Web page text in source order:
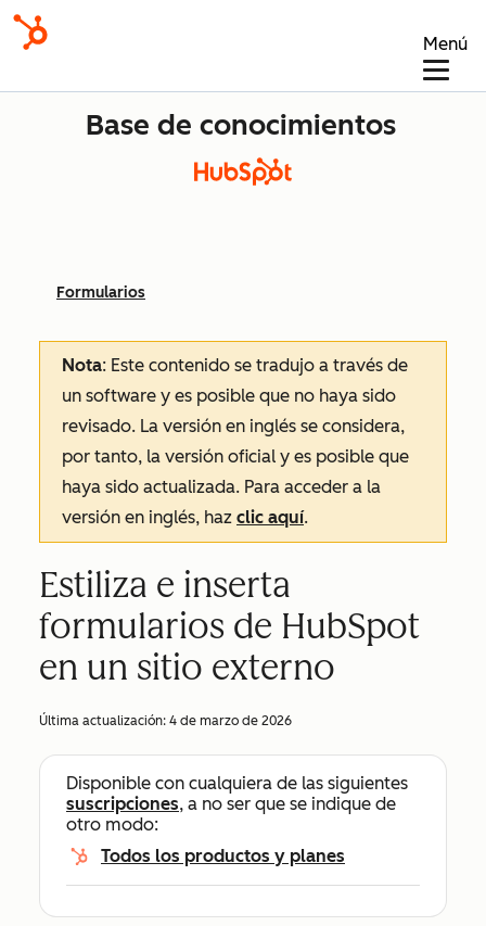
Menú
Base de conocimientos
Formularios
Nota: Este contenido se tradujo a través de
un software y es posible que no haya sido
revisado. La versión en inglés se considera,
por tanto, la versión oficial y es posible que
haya sido actualizada. Para acceder a la
versión en inglés, haz clic aquí.
Estiliza e inserta
formularios de HubSpot
en un sitio externo
Última actualización: 4 de marzo de 2026
Disponible con cualquiera de las siguientes
suscripciones, a no ser que se indique de
otro modo:
Todos los productos y planes